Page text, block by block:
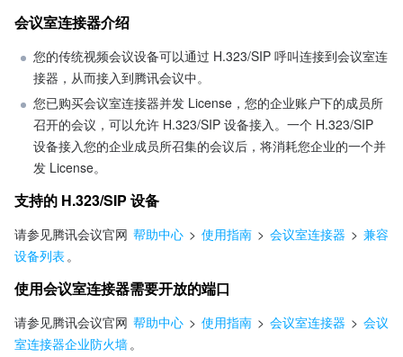
会议室连接器介绍
您的传统视频会议设备可以通过 H.323/SIP 呼叫连接到会议室连
接器，从而接入到腾讯会议中。
您已购买会议室连接器并发 License，您的企业账户下的成员所
召开的会议，可以允许 H.323/SIP 设备接入。一个 H.323/SIP
设备接入您的企业成员所召集的会议后，将消耗您企业的一个并
发 License。
支持的 H.323/SIP 设备
请参见腾讯会议官网 帮助中心 > 使用指南 > 会议室连接器 > 兼容
设备列表。
使用会议室连接器需要开放的端口
请参见腾讯会议官网 帮助中心 > 使用指南 > 会议室连接器 > 会议
室连接器企业防火墙。